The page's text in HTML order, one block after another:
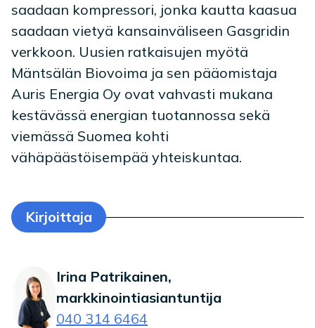
saadaan kompressori, jonka kautta kaasua
saadaan vietyä kansainväliseen Gasgridin
verkkoon. Uusien ratkaisujen myötä
Mäntsälän Biovoima ja sen pääomistaja
Auris Energia Oy ovat vahvasti mukana
kestävässä energian tuotannossa sekä
viemässä Suomea kohti
vähäpäästöisempää yhteiskuntaa.
Kirjoittaja
Irina Patrikainen,
markkinointiasiantuntija
040 314 6464